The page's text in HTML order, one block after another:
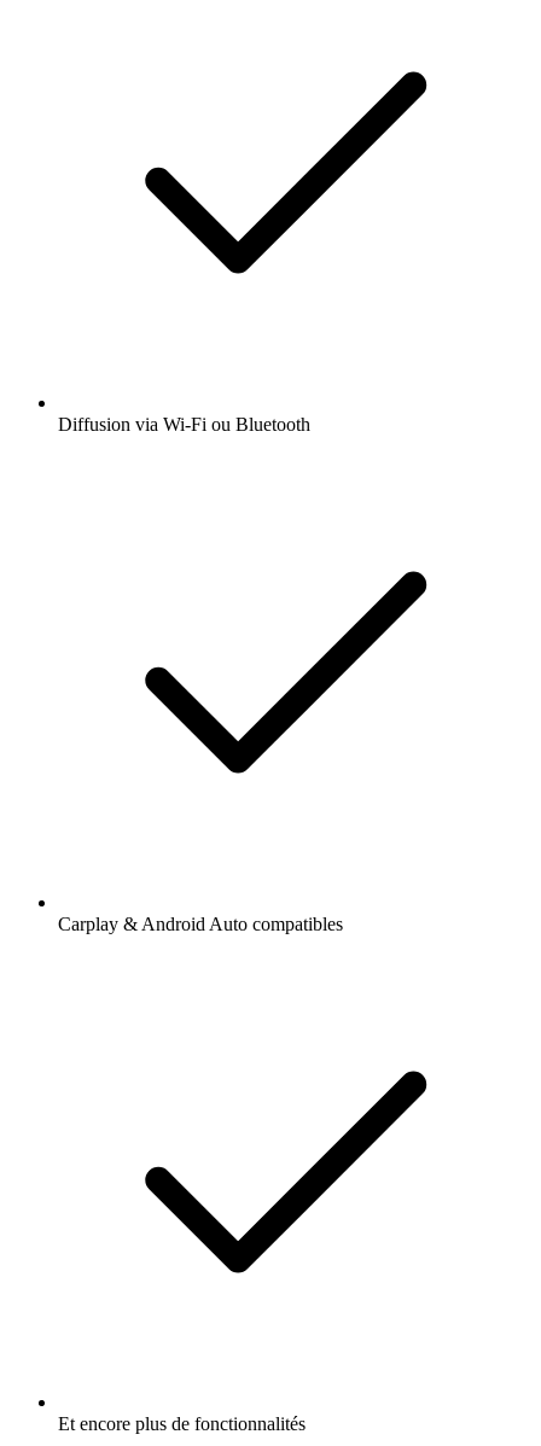
Diffusion via Wi-Fi ou Bluetooth
Carplay & Android Auto compatibles
Et encore plus de fonctionnalités